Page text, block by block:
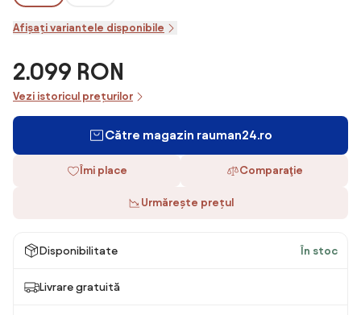
Afișați variantele disponibile
2.099 RON
Vezi istoricul prețurilor
Către magazin rauman24.ro
Îmi place Comparaţie
Urmărește prețul
Disponibilitate În stoc
Livrare gratuită